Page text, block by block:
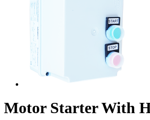
Motor Starter With